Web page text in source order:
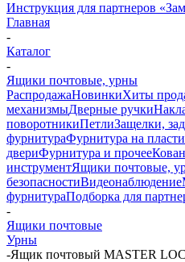
Инструкция для партнеров
Главная
-
Каталог
-
Ящики почтовые, урны
РаспродажаНовинкиХиты
механизмыДверные ручки
поворотникиПетлиЗащелки,
фурнитураФурнитура на
двериФурнитура и прочее
инструментЯщики почтовые,
безопасностиВидеонаблюдение
фурнитураПодборка для
-
Ящики почтовые
Урны
-Ящик почтовый MASTER